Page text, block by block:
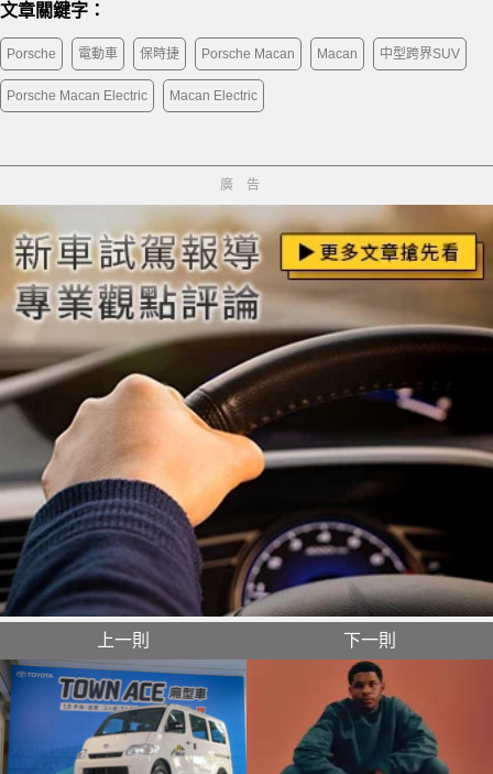
文章關鍵字：
Porsche 電動車 保時捷 Porsche Macan Macan 中型跨界SUV
Porsche Macan Electric Macan Electric
廣告
上一則 下一則